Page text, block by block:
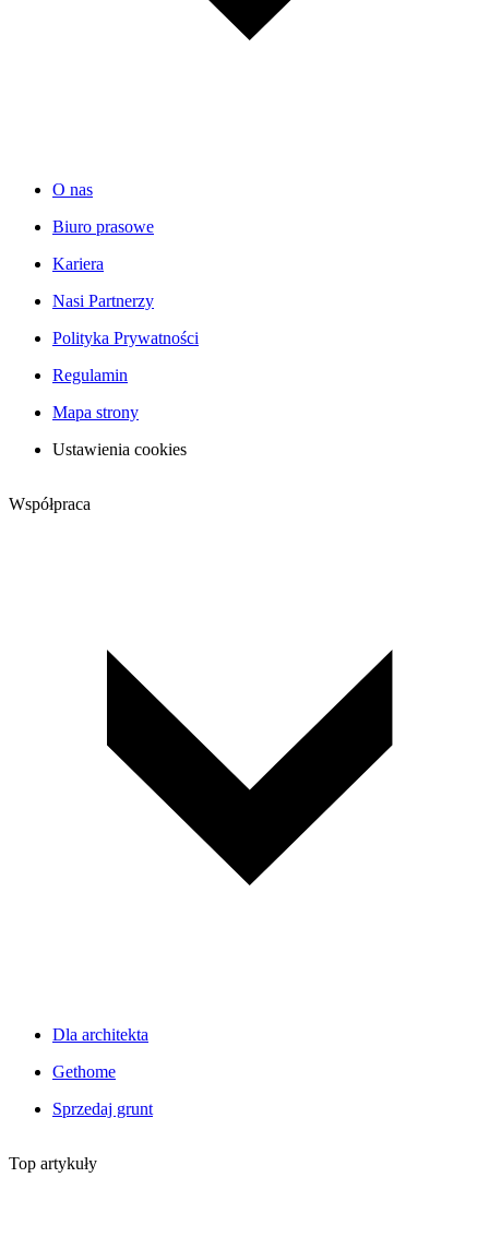
O nas
Biuro prasowe
Kariera
Nasi Partnerzy
Polityka Prywatności
Regulamin
Mapa strony
Ustawienia cookies
Współpraca
Dla architekta
Gethome
Sprzedaj grunt
Top artykuły